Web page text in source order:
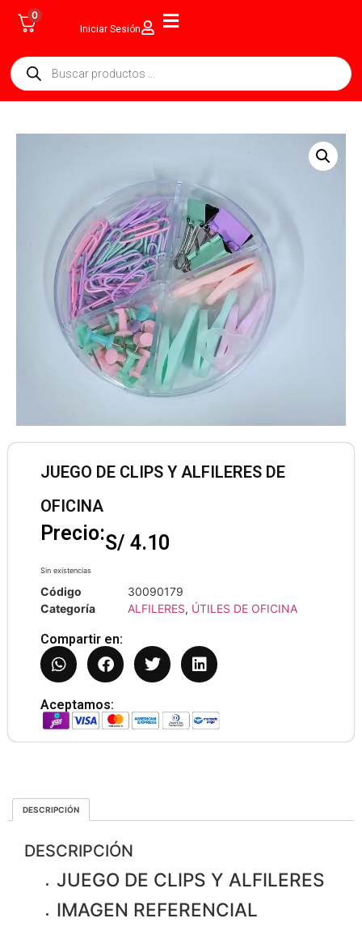
0
Iniciar Sesión
JUEGO DE CLIPS Y ALFILERES DE
OFICINA
Precio:S/ 4.10
Sin existencias
Código
30090179
Categoría
ALFILERES, ÚTILES DE OFICINA
Compartir en:
Aceptamos:
DESCRIPCIÓN
DESCRIPCIÓN
JUEGO DE CLIPS Y ALFILERES
IMAGEN REFERENCIAL